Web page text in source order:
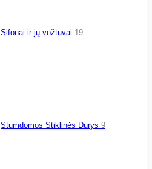
Sifonai ir jų vožtuvai 19
Stumdomos Stiklinės Durys 9